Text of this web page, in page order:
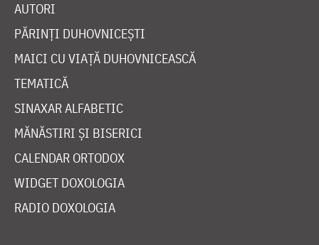
AUTORI
PĂRINȚI DUHOVNICEȘTI
MAICI CU VIAȚĂ DUHOVNICEASCĂ
TEMATICĂ
SINAXAR ALFABETIC
MĂNĂSTIRI ȘI BISERICI
CALENDAR ORTODOX
WIDGET DOXOLOGIA
RADIO DOXOLOGIA